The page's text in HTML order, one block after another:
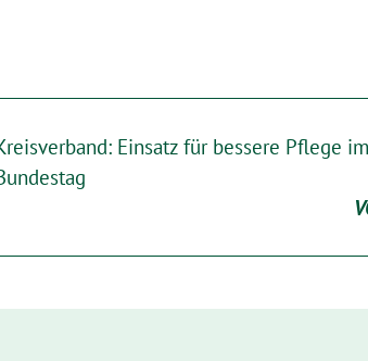
Einsatz für bessere Pflege im